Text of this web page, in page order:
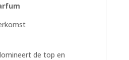
de top en